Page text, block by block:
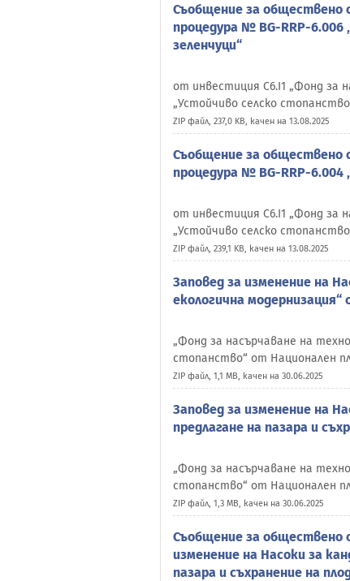
Съобщение за обществено
процедура № BG-RRP-6.006
зеленчуци“
от инвестиция C6.I1 „Фонд за
„Устойчиво селско
ZIP файл, 237,0 KB, качен на 13.08.2025
Съобщение за обществено
процедура № BG-RRP-6.004
от инвестиция C6.I1 „Фонд за
„Устойчиво селско
ZIP файл, 239,1 KB, качен на 13.08.2025
Заповед за изменение на
екологична модернизация“
„Фонд за насърчаване на
стопанство“ от Национален
ZIP файл, 1,1 MB, качен на 30.06.2025
Заповед за изменение на
предлагане на пазара и
„Фонд за насърчаване на
стопанство“ от Национален
ZIP файл, 1,3 MB, качен на 30.06.2025
Съобщение за обществено
изменение на Насоки за
пазара и съхранение на